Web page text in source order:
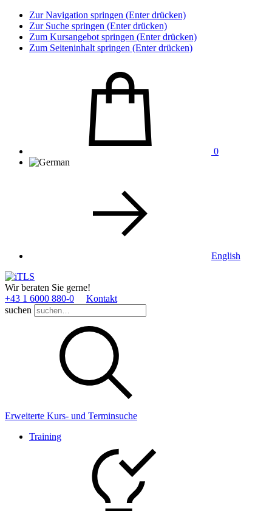
Zur Navigation springen (Enter drücken)
Zur Suche springen (Enter drücken)
Zum Kursangebot springen (Enter drücken)
Zum Seiteninhalt springen (Enter drücken)
0
English
Wir beraten Sie gerne!
+43 1 6000 880­-0
Kontakt
suchen
Erweiterte Kurs- und Terminsuche
Training